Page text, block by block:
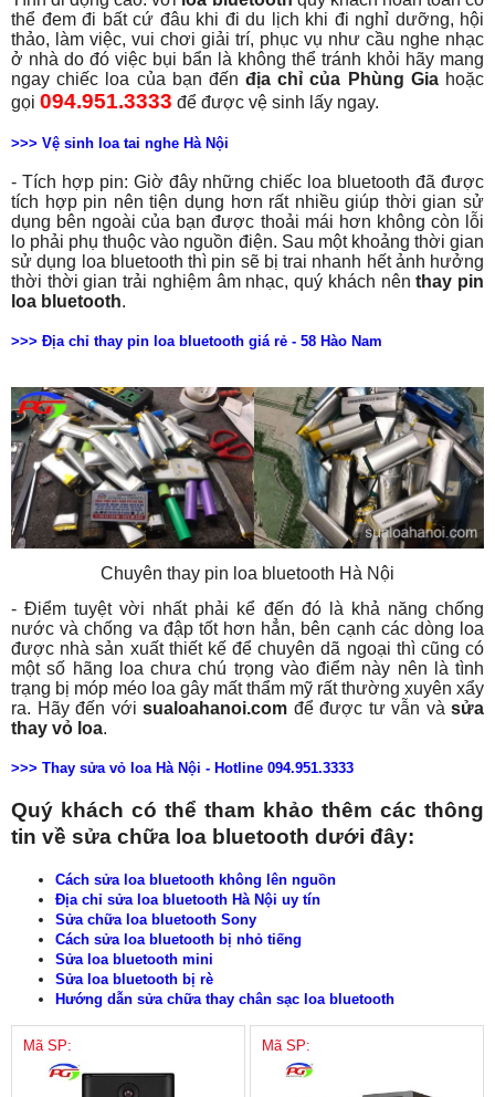
thể đem đi bất cứ đâu khi đi du lịch khi đi nghỉ dưỡng, hội
thảo, làm việc, vui chơi giải trí, phục vụ như cầu nghe nhạc
ở nhà do đó việc bụi bẩn là không thể tránh khỏi hãy mang
ngay chiếc loa của bạn đến địa chỉ của Phùng Giahoặc
gọi 094.951.3333 để được vệ sinh lấy ngay.
>>> Vệ sinh loa tai nghe Hà Nội
- Tích hợp pin: Giờ đây những chiếc loa bluetooth đã được
tích hợp pin nên tiện dụng hơn rất nhiều giúp thời gian sử
dụng bên ngoài của bạn được thoải mái hơn không còn lỗi
lo phải phụ thuộc vào nguồn điện. Sau một khoảng thời gian
sử dụng loa bluetooth thì pin sẽ bị trai nhanh hết ảnh hưởng
thời thời gian trải nghiệm âm nhạc, quý khách nên thay pin
loa bluetooth.
>>> Địa chỉ thay pin loa bluetooth giá rẻ - 58 Hào Nam
Chuyên thay pin loa bluetooth Hà Nội
- Điểm tuyệt vời nhất phải kể đến đó là khả năng chống
nước và chống va đập tốt hơn hẳn, bên cạnh các dòng loa
được nhà sản xuất thiết kế để chuyên dã ngoại thì cũng có
một số hãng loa chưa chú trọng vào điểm này nên là tình
trạng bị móp méo loa gây mất thẩm mỹ rất thường xuyên xẩy
ra. Hãy đến với sualoahanoi.com để được tư vẫn và sửa
thay vỏ loa.
>>> Thay sửa vỏ loa Hà Nội - Hotline 094.951.3333
Quý khách có thể tham khảo thêm các thông
tin về sửa chữa loa bluetooth dưới đây:
Cách sửa loa bluetooth không lên nguồn
Địa chỉ sửa loa bluetooth Hà Nội uy tín
Sửa chữa loa bluetooth Sony
Cách sửa loa bluetooth bị nhỏ tiếng
Sửa loa bluetooth mini
Sửa loa bluetooth bị rè
Hướng dẫn sửa chữa thay chân sạc loa bluetooth
Mã SP: Mã SP: